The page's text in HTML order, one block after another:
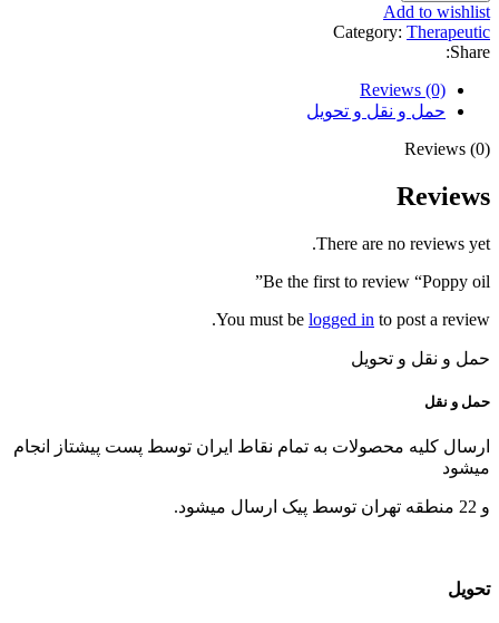
Add to wishlist
Category: Therapeutic
Share:
Reviews (0)
حمل و نقل و تحویل
Reviews (0)
Reviews
There are no reviews yet.
Be the first to review “Poppy oil”
You must be logged in to post a review.
حمل و نقل و تحویل
حمل و نقل
ارسال کلیه محصولات به تمام نقاط ایران توسط پست پیشتاز انجام
میشود
و 22 منطقه تهران توسط پیک ارسال میشود.
تحویل